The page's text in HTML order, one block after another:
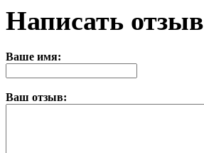
Написать отзыв
Ваше имя:
Ваш отзыв: